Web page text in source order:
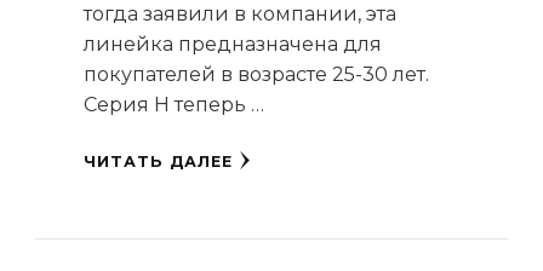
тогда заявили в компании, эта
линейка предназначена для
покупателей в возрасте 25-30 лет.
Серия H теперь …
ЧИТАТЬ ДАЛЕЕ